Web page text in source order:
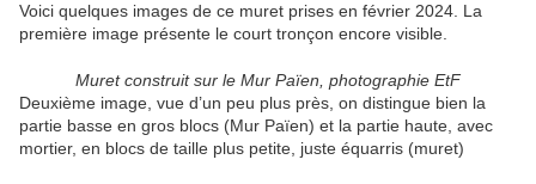
Voici quelques images de ce muret prises en février 2024. La
première image présente le court tronçon encore visible.
Muret construit sur le Mur Païen, photographie EtF
Deuxième image, vue d’un peu plus près, on distingue bien la
partie basse en gros blocs (Mur Païen) et la partie haute, avec
mortier, en blocs de taille plus petite, juste équarris (muret)